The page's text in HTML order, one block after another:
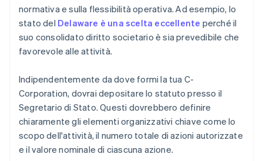
normativa e sulla flessibilità operativa. Ad esempio, lo
stato del Delaware è una scelta eccellente perché il
suo consolidato diritto societario è sia prevedibile che
favorevole alle attività.
Indipendentemente da dove formi la tua C-
Corporation, dovrai depositare lo statuto presso il
Segretario di Stato. Questi dovrebbero definire
chiaramente gli elementi organizzativi chiave come lo
scopo dell'attività, il numero totale di azioni autorizzate
e il valore nominale di ciascuna azione.